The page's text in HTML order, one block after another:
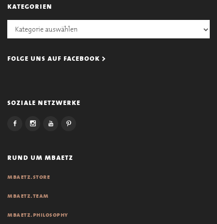
kategorien
Kategorien
folge uns auf facebook >
soziale netzwerke
rund um mbaetz
mbaetz.store
mbaetz.team
mbaetz.philosophy